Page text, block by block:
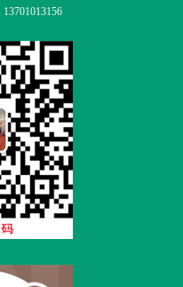
13701013156